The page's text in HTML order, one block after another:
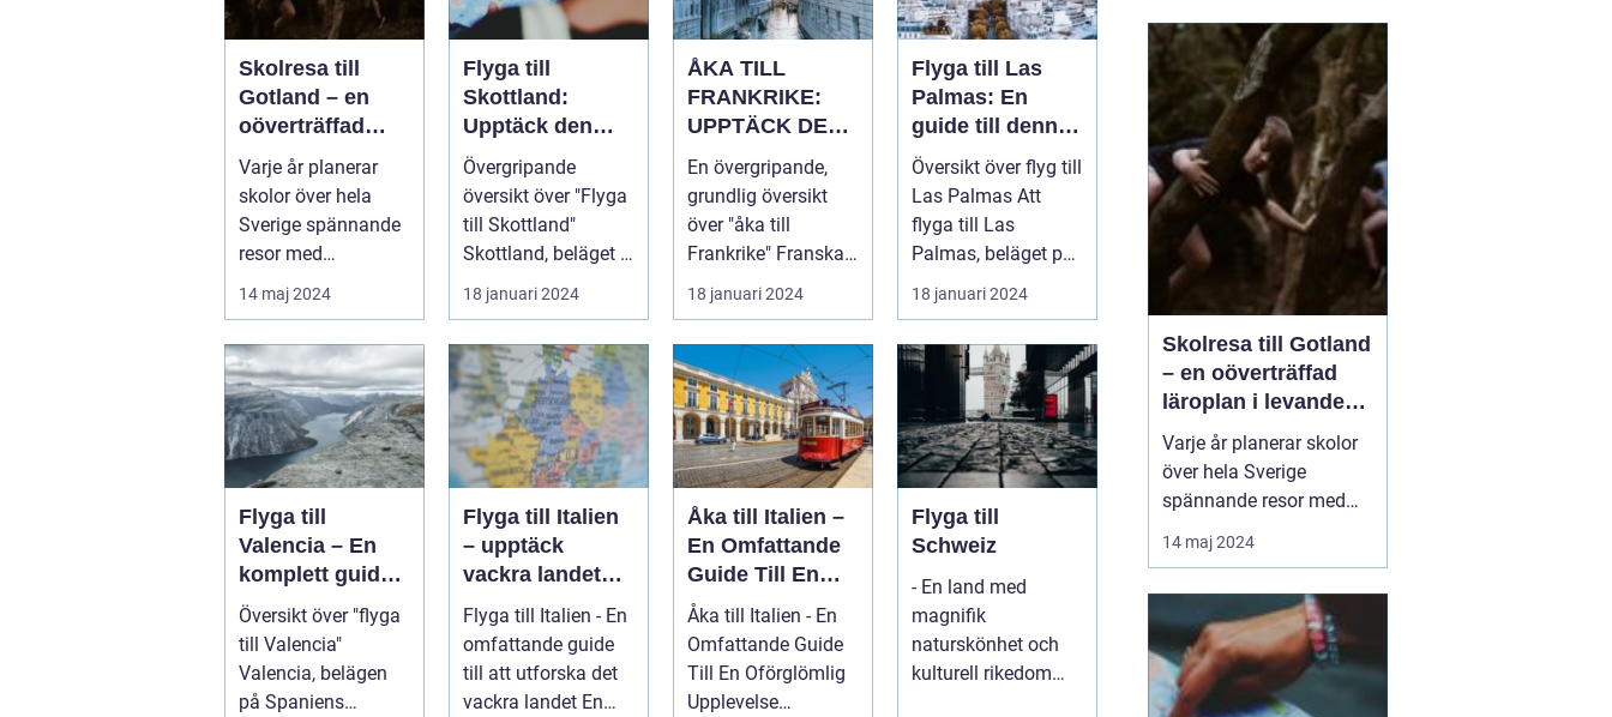
Skolresa till
Gotland – en
oöverträffad
läroplan i
levande historia
Varje år planerar
skolor över hela
Sverige spännande
resor med
pedagogiska inslag,
14 maj 2024
Flyga till
Skottland:
Upptäck den
magnifika
naturen och rika
historien
Övergripande
översikt över "Flyga
till Skottland"
Skottland, beläget i
norra delen av
Storbritannie...
18 januari 2024
ÅKA TILL
FRANKRIKE:
UPPTÄCK DEN
MÅNGFALDIGA
SKÖNHETEN
En övergripande,
grundlig översikt
över "åka till
Frankrike" Franska
republiken, känt
som Frankrike...
18 januari 2024
Flyga till Las
Palmas: En
guide till denna
populära
destination
Översikt över flyg till
Las Palmas Att
flyga till Las
Palmas, beläget på
Gran Canaria i
Spanien, er...
18 januari 2024
Flyga till
Valencia – En
komplett guide
till din resa
Översikt över "flyga
till Valencia"
Valencia, belägen
på Spaniens
Flyga till Italien
– upptäck
vackra landet
och dess
mångfald
Flyga till Italien - En
omfattande guide
till att utforska det
vackra landet En
Åka till Italien –
En Omfattande
Guide Till En
Oförglömlig
Upplevelse
Åka till Italien - En
Omfattande Guide
Till En Oförglömlig
Upplevelse
Flyga till
Schweiz
- En land med
magnifik
naturskönhet och
kulturell rikedom
och en rik kultur. För att
navigera den lokala
fastighetsmarknaden p...
Skolresa till Gotland
– en oöverträffad
läroplan i levande
historia
Varje år planerar skolor
över hela Sverige
spännande resor med
pedagogiska inslag, där
målet är att berika
utanför klassrummets
fyra väggar. Gotland står
ut som en av de mest
attr...
14 maj 2024